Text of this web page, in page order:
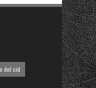
del cid